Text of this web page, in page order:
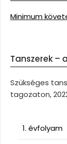
Minimum
Tanszerek –
Szükséges
tagozaton,
1. évfolyam